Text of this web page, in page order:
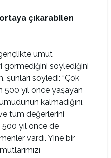
çıkarabilen
umut
görmediğini söylediğini
şunları söyledi: “Çok
500 yıl önce yaşayan
kalmadığını,
ve tüm değerlerini
yıl önce de
vardı. Yine bir